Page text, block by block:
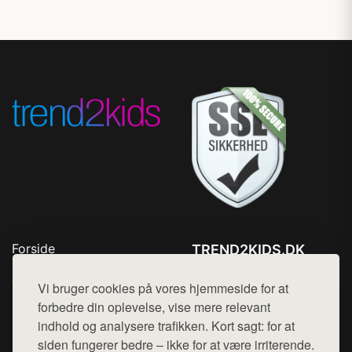
Vi bruger cookies på vores hjemmeside for at
forbedre din oplevelse, vise mere relevant
indhold og analysere trafikken. Kort sagt: for at
siden fungerer bedre – ikke for at være irriterende.
Forside
Top Rabatter
Blog
Kontakt
TREND2KIDS.DK
Mail: hej@want.dk
Cookie- og privatlivspolitik